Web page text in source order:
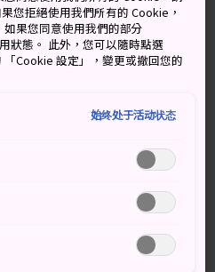
跋涉的朝聖者來說，神聖高野
迎他們的風景。
裡不僅供疲憊的旅人入住，
中的眾多宿坊仍以極富佛學
地體驗。(註：「宿坊」又稱
您拒絕使用我們所有的 Cookie，
果您同意使用我們的部分
狀態。 此外，您可以隨時點選
「Cookie 設定」，變更或撤回您的
始终处于活动状态